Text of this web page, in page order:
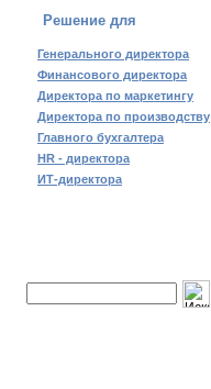
Решение для
Генерального директора
Финансового директора
Директора по маркетингу
Директора по производству
Главного бухгалтера
HR - директора
ИТ-директора